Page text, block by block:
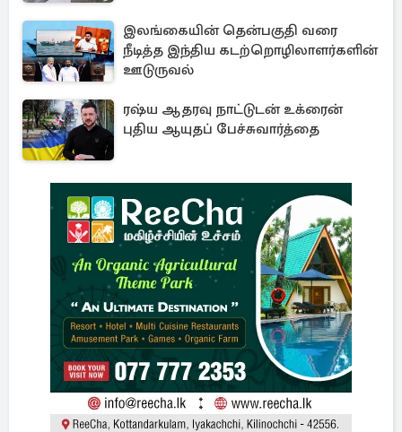
இலங்கையின் தென்பகுதி வரை
நீடித்த இந்திய கடற்றொழிலாளர்களின்
ஊடுருவல்
ரஷ்ய ஆதரவு நாட்டுடன் உக்ரைன்
புதிய ஆயுதப் பேச்சுவார்த்தை